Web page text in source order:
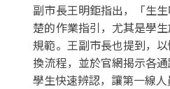
副市長王明鉅指出，「生
楚的作業指引，尤其是學
規範。王副市長也提到，
換流程，並於官網揭示各
學生快速辨認，讓第一線人